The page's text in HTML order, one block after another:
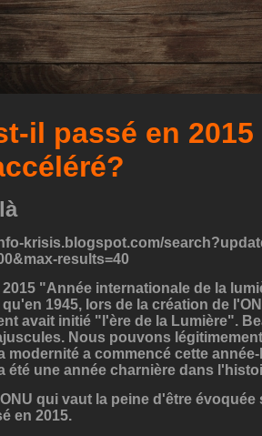
il passé en
krisis.blogspot.com/
results=40
2015 "Année internationale de la
1945, lors de la création de
avait initié "l'ère de la Lumière".
Nous pouvons
modernité a commencé cette
été une année charnière dans
qui vaut la peine d'être
en 2015.